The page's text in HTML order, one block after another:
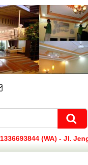
(WA) - Jl.